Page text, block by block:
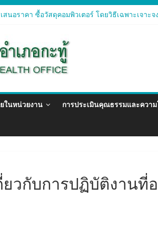
นอราคา ซื้อวัสดุคอมพิวเตอร์ โดยวิธีเฉพาะเจาะจง
นอรา ซื้อวัสดุงานบ้านงานครัว โดยวิธีเฉพาะเจาะจ
นอราคา ซื้อวัสดุสำนักงาน โดยวิธีเฉพาะเจาะจง
ในหน่วยงาน การประเมินคุณธรรมและความ
ยวกับการปฏิบัติงาน